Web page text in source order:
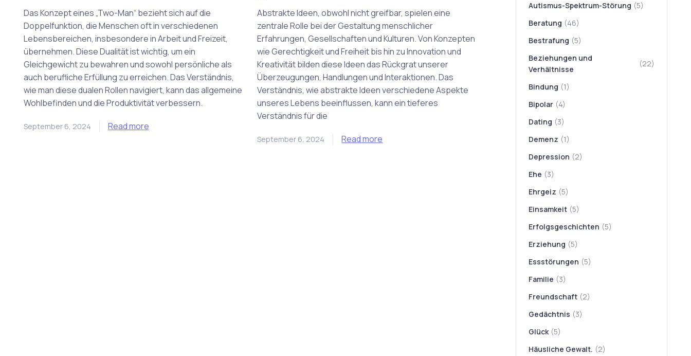
Das Konzept eines „Two-Man“ bezieht sich auf die
Doppelfunktion, die Menschen oft in verschiedenen
Lebensbereichen, insbesondere in Arbeit und Freizeit,
übernehmen. Diese Dualität ist wichtig, um ein
Gleichgewicht zu bewahren und sowohl persönliche als
auch berufliche Erfüllung zu erreichen. Das Verständnis,
wie man diese dualen Rollen navigiert, kann das allgemeine
Wohlbefinden und die Produktivität verbessern.
September 6, 2024 Read more
Abstrakte Ideen, obwohl nicht greifbar, spielen eine
zentrale Rolle bei der Gestaltung menschlicher
Erfahrungen, Gesellschaften und Kulturen. Von Konzepten
wie Gerechtigkeit und Freiheit bis hin zu Innovation und
Kreativität bilden diese Ideen das Rückgrat unserer
Überzeugungen, Handlungen und Interaktionen. Das
Verständnis, wie abstrakte Ideen verschiedene Aspekte
unseres Lebens beeinflussen, kann ein tieferes
Verständnis für die
September 6, 2024 Read more
Autismus-Spektrum-Störung (5)
Beratung (46)
Bestrafung (5)
Beziehungen und
Verhältnisse
(22)
Bindung (1)
Bipolar (4)
Dating (3)
Demenz (1)
Depression (2)
Ehe (3)
Ehrgeiz (5)
Einsamkeit (5)
Erfolgsgeschichten (5)
Erziehung (5)
Essstörungen (5)
Familie (3)
Freundschaft (2)
Gedächtnis (3)
Glück (5)
Häusliche Gewalt. (2)